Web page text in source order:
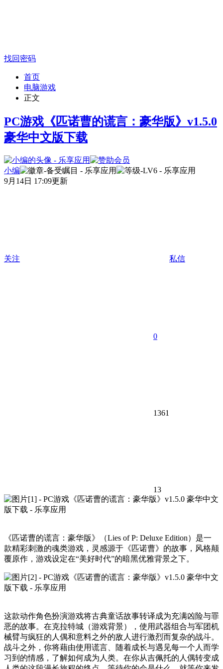
找回密码
首页
电脑游戏
正文
PC游戏《匹诺曹的谎言：豪华版》v1.5.0
豪华中文版下载
小编
9月14日 17:09更新
关注 私信
0
1361
13
《匹诺曹的谎言：豪华版》（Lies of P: Deluxe Edition）是一
款精彩刺激的魂类游戏，灵感源于《匹诺曹》的故事，风格颠
覆原作，游戏设定在“美好时代”的暗黑优雅背景之下。
这款动作角色扮演游戏将古典童话故事转译成为充满凶险与罪
恶的故事。在克拉特城（游戏背景），使用武器组合与军团机
械臂与疯狂的人偶和意料之外的敌人进行激烈而复杂的战斗。
战斗之外，你将藉由使用谎言、随着成长与遇见每一个人而学
习到的情感，了解如何成为人类。在你从吉佩托的人偶转变成